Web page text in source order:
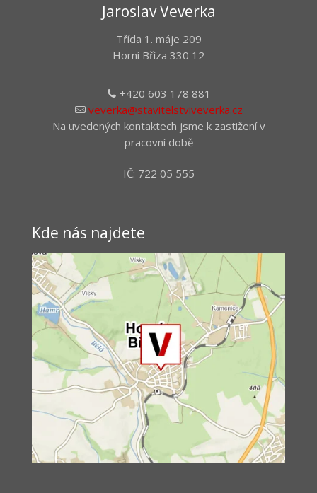
Jaroslav Veverka
Třída 1. máje 209
Horní Bříza 330 12
+420 603 178 881
veverka@stavitelstviveverka.cz
Na uvedených kontaktech jsme k zastižení v
pracovní době
IČ: 722 05 555
Kde nás najdete